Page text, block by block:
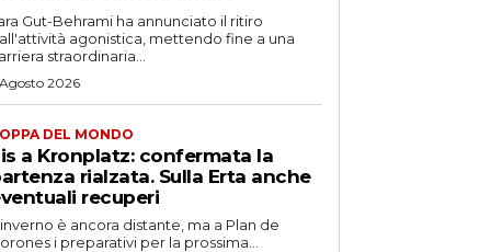
Gut-Behrami ha annunciato il ritiro
agonistica, mettendo fine a una
straordinaria...
2026
DEL MONDO
a Kronplatz: confermata la
rialzata. Sulla Erta anche
recuperi
è ancora distante, ma a Plan de
i preparativi per la prossima...